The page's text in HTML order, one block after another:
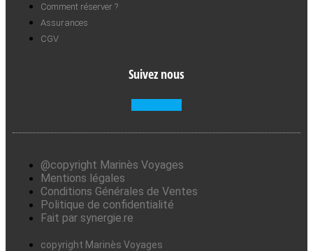
Comment réserver ?
Assurances
CGV
Suivez nous
@copyright Marinès Voyages
Mentions légales
Conditions Générales de Ventes
Politique de confidentialité
Fait par synergie.re
copyright Marinès Voyages